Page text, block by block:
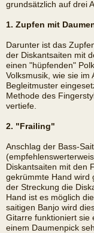
grundsätzlich auf drei
1. Zupfen mit
Darunter ist das
der Diskantsaiten mit
einen "hüpfenden"
Volksmusik, wie sie im
Begleitmuster
Methode des
vertiefe.
2. "Frailing"
Anschlag der Bass-
Diskantsaiten mit den
gekrümmte Hand wird
der Streckung die
Hand ist es möglich
saitigen Banjo wird
Gitarre funktioniert sie
einem Daumenpick